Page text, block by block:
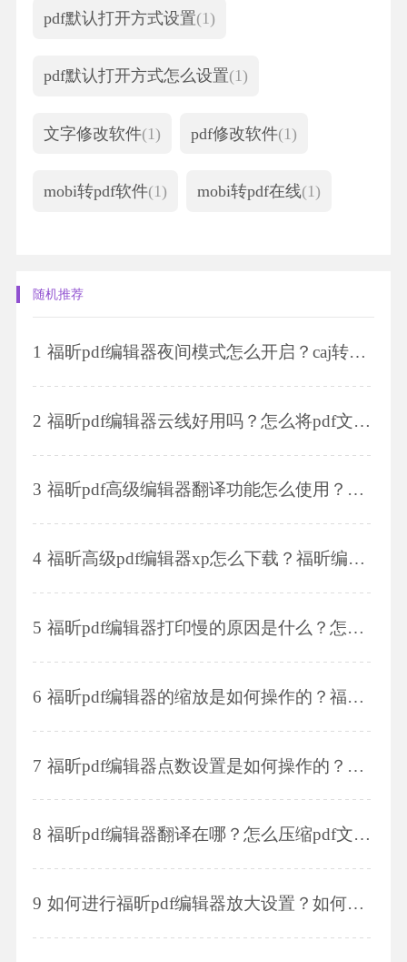
pdf默认打开方式设置(1)
pdf默认打开方式怎么设置(1)
文字修改软件(1) pdf修改软件(1)
mobi转pdf软件(1) mobi转pdf在线(1)
随机推荐
1 福昕pdf编辑器夜间模式怎么开启？caj转换为pdf格式的方法是什么？
2 福昕pdf编辑器云线好用吗？怎么将pdf文件压缩到指定大小？
3 福昕pdf高级编辑器翻译功能怎么使用？怎么调整pdf文件页面顺序？
4 福昕高级pdf编辑器xp怎么下载？福昕编辑器个人版怎么编辑？
5 福昕pdf编辑器打印慢的原因是什么？怎么优化打印？
6 福昕pdf编辑器的缩放是如何操作的？福昕pdf编辑器的页码是如何添加的？
7 福昕pdf编辑器点数设置是如何操作的？福昕pdf编辑器怎么修改数字？
8 福昕pdf编辑器翻译在哪？怎么压缩pdf文件的大小？
9 如何进行福昕pdf编辑器放大设置？如何使用福昕pdf编辑器放大文字？